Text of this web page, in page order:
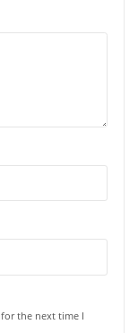
the next time I